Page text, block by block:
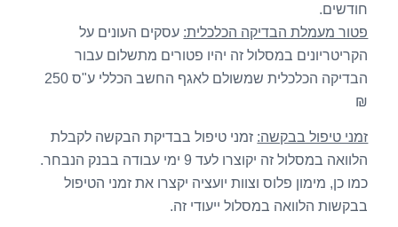
חודשים.
פטור מעמלת הבדיקה הכלכלית: עסקים העונים על
הקריטריונים במסלול זה יהיו פטורים מתשלום עבור
הבדיקה הכלכלית שמשולם לאגף החשב הכללי ע"ס 250
₪
זמני טיפול בבקשה: זמני טיפול בבדיקת הבקשה לקבלת
הלוואה במסלול זה יקוצרו לעד 9 ימי עבודה בבנק הנבחר.
כמו כן, מימון פלוס וצוות יועציה יקצרו את זמני הטיפול
בבקשות הלוואה במסלול ייעודי זה.